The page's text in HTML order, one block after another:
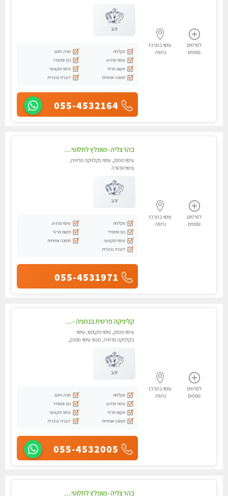
לפרטים
נוספים
עיסוי במרכז
נתניה
זהב
מקלחת
חניה חינם
עיסוי מרגיע
נקי ומסודר
מקום פרטי
עיסוי מקצועי
תמונה אמיתית
דוברת עיברית
055-4532164
לפרטים
נוספים
עיסוי במרכז
נתניה
בהרצליה -מומלץ לחלוטין!! כל סוגי העיסויים מעסה מקצועית ואיכותית פרטי!!!
עיסוי מפנק, עיסוי בקלניקה פרטית,
עיסוי טנטרה
זהב
מקלחת
עיסוי מרגיע
נקי ומסודר
מקום פרטי
עיסוי מקצועי
תמונה אמיתית
דוברת עיברית
055-4531971
לפרטים
נוספים
עיסוי במרכז
נתניה
קליניקה פרטית בנתניה -מעסה איכותית לעיסוי מקצועי ומפנק לכל שרירי הגוף...
עיסוי מפנק, עיסוי מקצועי, עיסוי
בקלניקה פרטית, מכוני עיסוי מפנק,
זהב
מקלחת
חניה חינם
עיסוי מרגיע
נקי ומסודר
מקום פרטי
עיסוי מקצועי
תמונה אמיתית
דוברת עיברית
055-4532005
בהרצליה -מומלץ לחלוטין! כל סוגי העיסויים מעסה מקצועית ואיכותית פרטי!! בנתניה